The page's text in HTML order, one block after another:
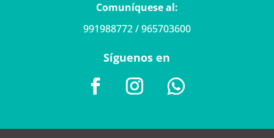
Comuníquese al:
991988772 / 965703600
Síguenos en